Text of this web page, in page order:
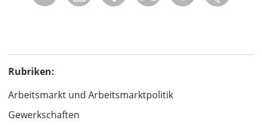
Rubriken:
Arbeitsmarkt und Arbeitsmarktpolitik
Gewerkschaften